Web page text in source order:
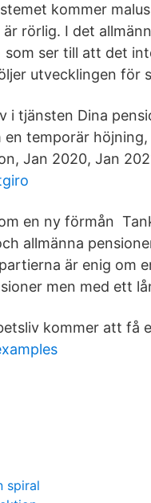
kommer
är rörlig. I det
som ser till att det
utvecklingen för
i tjänsten Dina
temporär
Jan 2020, Jan
en ny förmån
allmänna
är enig om
men med ett
kommer att få
spiral